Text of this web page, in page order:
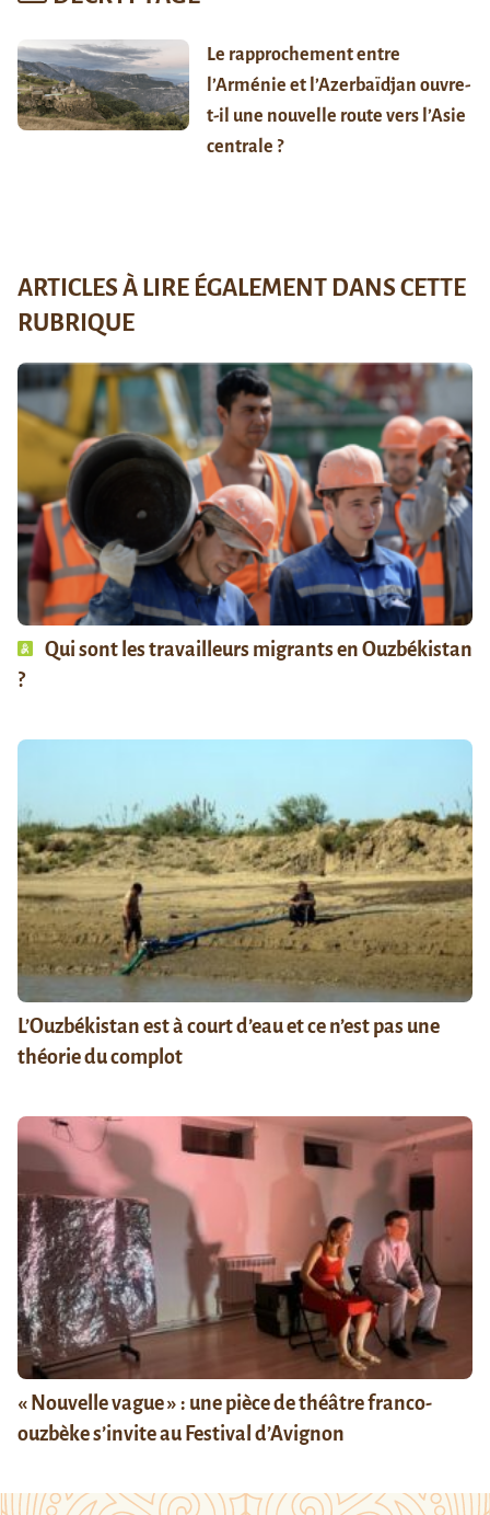
Le rapprochement entre
l’Arménie et l’Azerbaïdjan ouvre-
t-il une nouvelle route vers l’Asie
centrale ?
ARTICLES À LIRE ÉGALEMENT DANS CETTE
RUBRIQUE
Qui sont les travailleurs migrants en Ouzbékistan
?
L’Ouzbékistan est à court d’eau et ce n’est pas une
théorie du complot
« Nouvelle vague » : une pièce de théâtre franco-
ouzbèke s’invite au Festival d’Avignon